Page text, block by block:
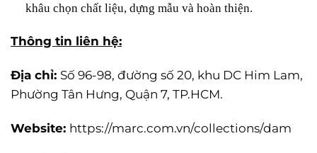
khâu chọn chất liệu, dựng mẫu và hoàn thiện.
Thông tin liên hệ:
Địa chỉ: Số 96-98, đường số 20, khu DC Him Lam,
Phường Tân Hưng, Quận 7, TP.HCM.
Website: https://marc.com.vn/collections/dam